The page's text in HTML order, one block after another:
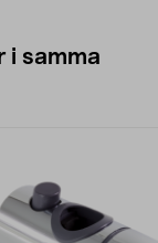
i samma